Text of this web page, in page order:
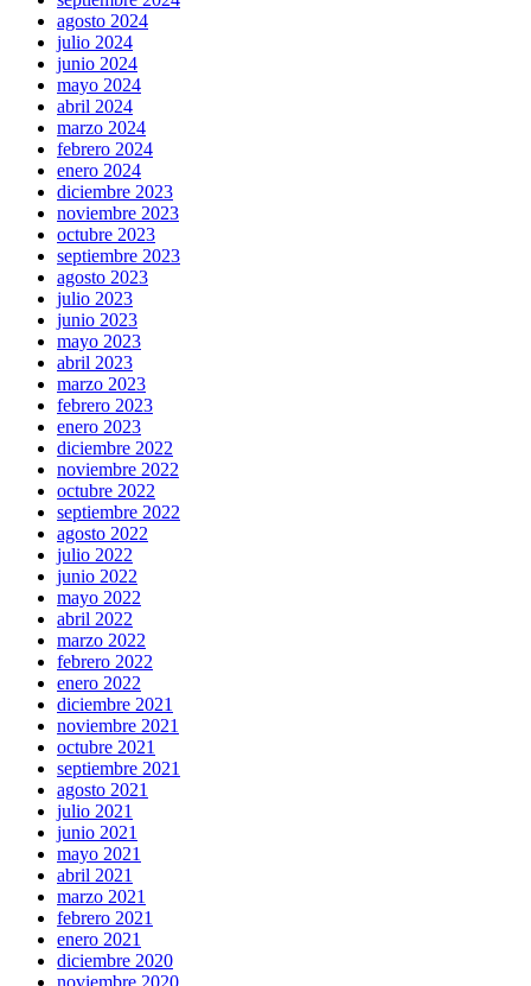
agosto 2024
julio 2024
junio 2024
mayo 2024
abril 2024
marzo 2024
febrero 2024
enero 2024
diciembre 2023
noviembre 2023
octubre 2023
septiembre 2023
agosto 2023
julio 2023
junio 2023
mayo 2023
abril 2023
marzo 2023
febrero 2023
enero 2023
diciembre 2022
noviembre 2022
octubre 2022
septiembre 2022
agosto 2022
julio 2022
junio 2022
mayo 2022
abril 2022
marzo 2022
febrero 2022
enero 2022
diciembre 2021
noviembre 2021
octubre 2021
septiembre 2021
agosto 2021
julio 2021
junio 2021
mayo 2021
abril 2021
marzo 2021
febrero 2021
enero 2021
diciembre 2020
noviembre 2020